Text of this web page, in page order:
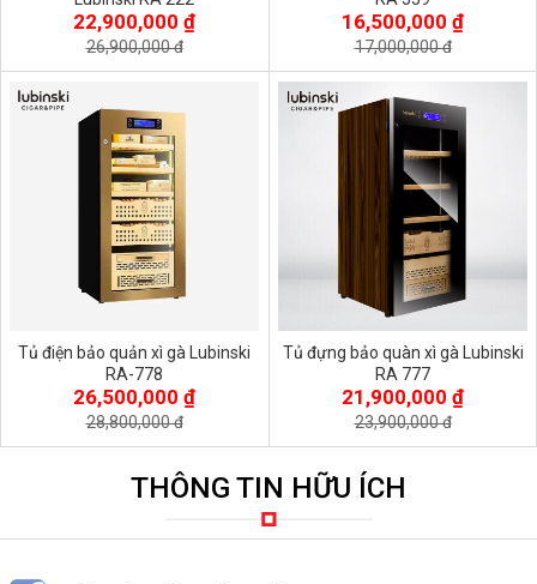
22,900,000 ₫
26,900,000 đ
16,500,000 ₫
17,000,000 đ
Tủ điện bảo quản xì gà Lubinski
RA-778
26,500,000 ₫
28,800,000 đ
Tủ đựng bảo quàn xì gà Lubinski
RA 777
21,900,000 ₫
23,900,000 đ
THÔNG TIN HỮU ÍCH